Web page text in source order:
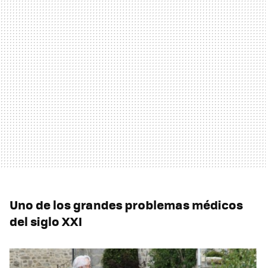
Uno de los grandes problemas médicos
del siglo XXI